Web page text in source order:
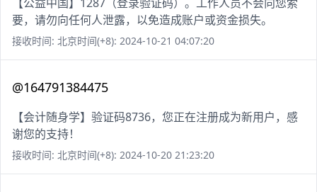
【公益中国】1287（登录验证码）。工作人员不会向您索
要，请勿向任何人泄露，以免造成账户或资金损失。
接收时间: 北京时间(+8): 2024-10-21 04:07:20
@164791384475
【会计随身学】验证码8736，您正在注册成为新用户，感
谢您的支持！
接收时间: 北京时间(+8): 2024-10-20 21:23:20